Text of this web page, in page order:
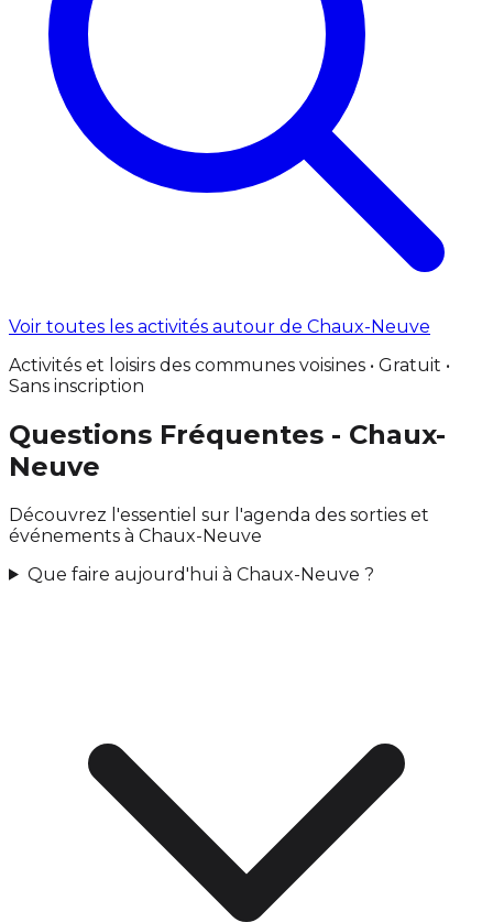
Voir toutes les activités autour de Chaux-Neuve
Activités et loisirs des communes voisines • Gratuit •
Sans inscription
Questions Fréquentes - Chaux-
Neuve
Découvrez l'essentiel sur l'agenda des sorties et
événements à Chaux-Neuve
Que faire aujourd'hui à Chaux-Neuve ?